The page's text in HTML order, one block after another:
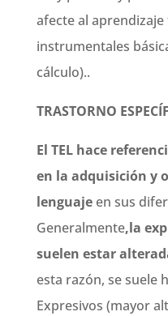
afecte al
instrumentales
cálculo)..
TRASTORNO
El TEL hace
en la adquisición y
lenguajeen sus
Generalmente,la
suelen estar
esta razón, se suele
Expresivos (mayor